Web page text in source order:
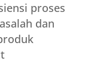
proses
dan